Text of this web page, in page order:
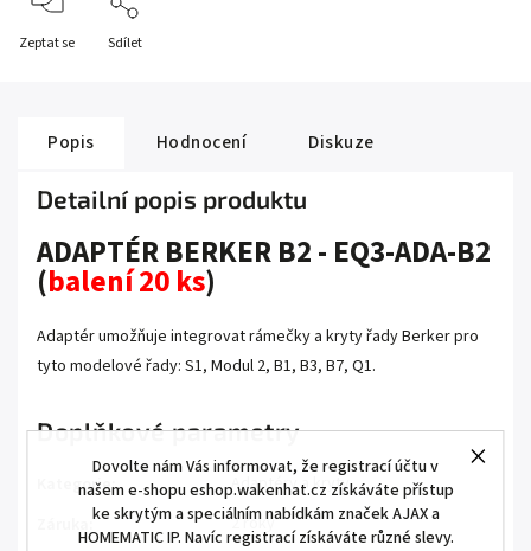
Dovolte nám Vás informovat, že registrací účtu v
našem e-shopu eshop.wakenhat.cz získáváte přístup
ke skrytým a speciálním nabídkám značek AJAX a
HOMEMATIC IP. Navíc registrací získáváte různé slevy.
Zeptat se Sdílet
Popis Hodnocení Diskuze
Detailní popis produktu
ADAPTÉR BERKER B2 - EQ3-ADA-B2
(balení 20 ks)
Adaptér umožňuje integrovat rámečky a kryty řady Berker pro
tyto modelové řady: S1, Modul 2, B1, B3, B7, Q1.
Doplňkové parametry
Kategorie:
Adaptéry a kryty
:
2 roky